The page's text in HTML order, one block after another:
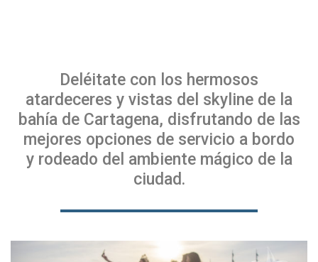
Deléitate con los hermosos
atardeceres y vistas del skyline de la
bahía de Cartagena, disfrutando de las
mejores opciones de servicio a bordo
y rodeado del ambiente mágico de la
ciudad.